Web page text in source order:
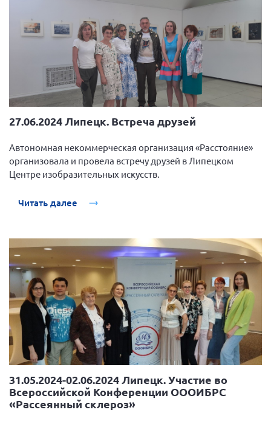
27.06.2024 Липецк. Встреча друзей
Автономная некоммерческая организация «Расстояние»
организовала и провела встречу друзей в Липецком
Центре изобразительных искусств.
Читать далее
31.05.2024-02.06.2024 Липецк. Участие во
Всероссийской Конференции ОООИБРС
«Рассеянный склероз»